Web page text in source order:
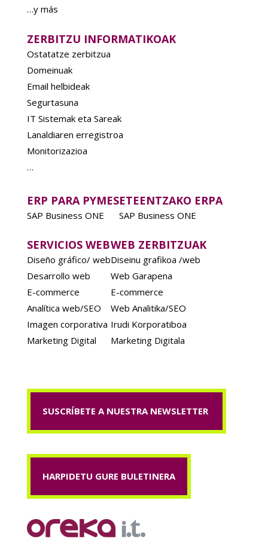
…y más
ZERBITZU INFORMATIKOAK
Ostatatze zerbitzua
Domeinuak
Email helbideak
Segurtasuna
IT Sistemak eta Sareak
Lanaldiaren erregistroa
Monitorizazioa
…
ERP PARA PYMES
SAP Business ONE
ETEENTZAKO ERPA
SAP Business ONE
SERVICIOS WEB
Diseño gráfico/ web
Desarrollo web
E-commerce
Analítica web/SEO
Imagen corporativa
Marketing Digital
WEB ZERBITZUAK
Diseinu grafikoa /web
Web Garapena
E-commerce
Web Analitika/SEO
Irudi Korporatiboa
Marketing Digitala
SUSCRÍBETE A NUESTRA NEWSLETTER
HARPIDETU GURE BULETINERA